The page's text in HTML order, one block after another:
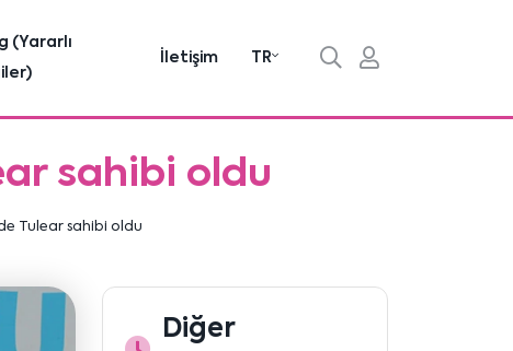
(Yararlı
İletişim TR
sahibi oldu
Tulear sahibi oldu
Diğer